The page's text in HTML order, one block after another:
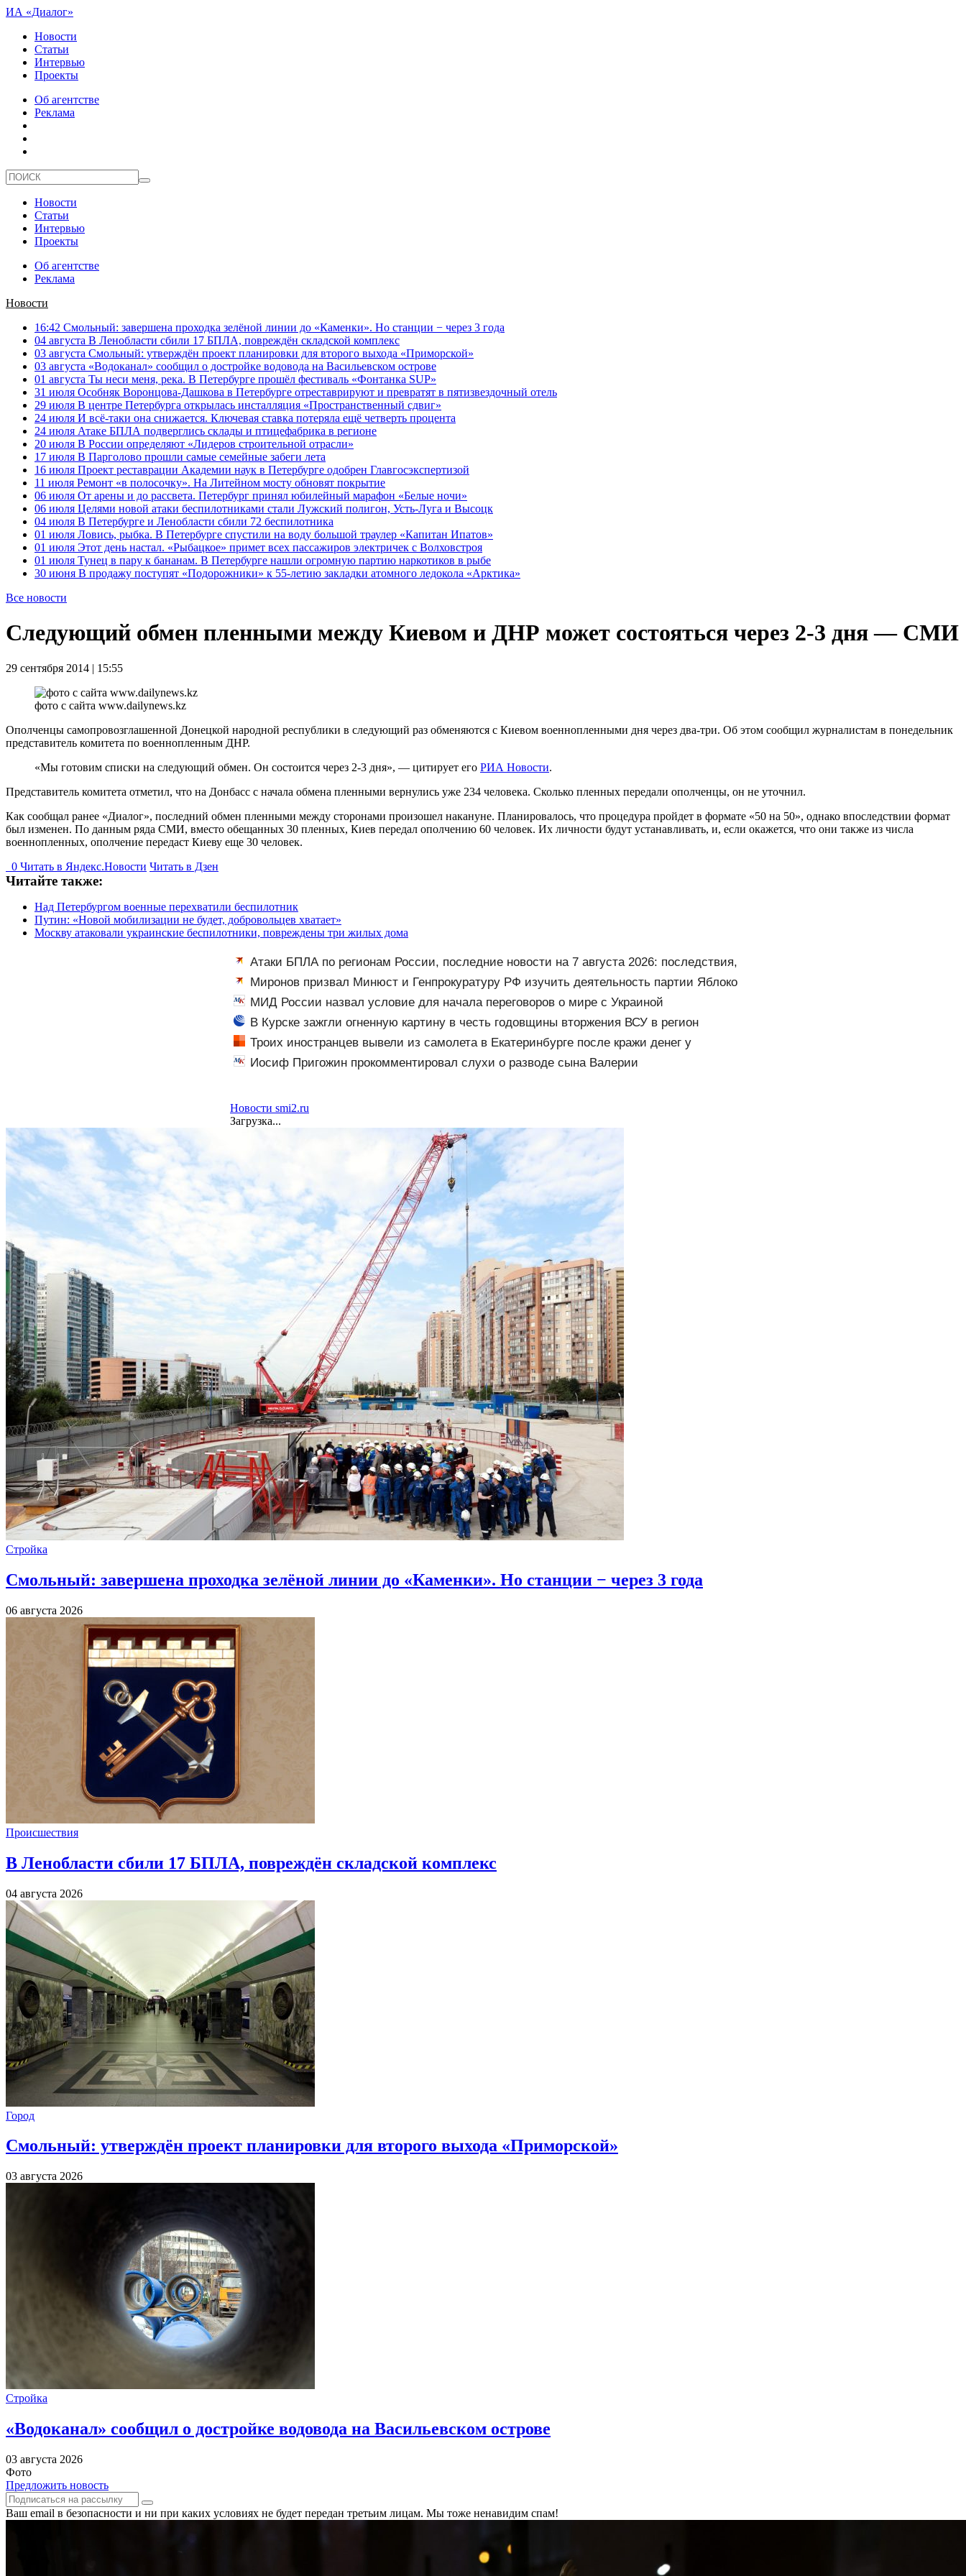
ИА «Диалог»
Новости
Статьи
Интервью
Проекты
Об агентстве
Реклама
Новости
Статьи
Интервью
Проекты
Об агентстве
Реклама
Новости
16:42 Смольный: завершена проходка зелёной линии до «Каменки». Но станции − через 3 года
04 августа В Ленобласти сбили 17 БПЛА, повреждён складской комплекс
03 августа Смольный: утверждён проект планировки для второго выхода «Приморской»
03 августа «Водоканал» сообщил о достройке водовода на Васильевском острове
01 августа Ты неси меня, река. В Петербурге прошёл фестиваль «Фонтанка SUP»
31 июля Особняк Воронцова-Дашкова в Петербурге отреставрируют и превратят в пятизвездочный отель
29 июля В центре Петербурга открылась инсталляция «Пространственный сдвиг»
24 июля И всё-таки она снижается. Ключевая ставка потеряла ещё четверть процента
24 июля Атаке БПЛА подверглись склады и птицефабрика в регионе
20 июля В России определяют «Лидеров строительной отрасли»
17 июля В Парголово прошли самые семейные забеги лета
16 июля Проект реставрации Академии наук в Петербурге одобрен Главгосэкспертизой
11 июля Ремонт «в полосочку». На Литейном мосту обновят покрытие
06 июля От арены и до рассвета. Петербург принял юбилейный марафон «Белые ночи»
06 июля Целями новой атаки беспилотниками стали Лужский полигон, Усть-Луга и Высоцк
04 июля В Петербурге и Ленобласти сбили 72 беспилотника
01 июля Ловись, рыбка. В Петербурге спустили на воду большой траулер «Капитан Ипатов»
01 июля Этот день настал. «Рыбацкое» примет всех пассажиров электричек с Волховстроя
01 июля Тунец в пару к бананам. В Петербурге нашли огромную партию наркотиков в рыбе
30 июня В продажу поступят «Подорожники» к 55-летию закладки атомного ледокола «Арктика»
Все новости
Следующий обмен пленными между Киевом и ДНР может состояться через 2-3 дня — СМИ
29 сентября 2014 | 15:55
фото с сайта www.dailynews.kz
Ополченцы самопровозглашенной Донецкой народной республики в следующий раз обменяются с Киевом военнопленными дня через два-три. Об этом сообщил журналистам в понедельник
представитель комитета по военнопленным ДНР.
«Мы готовим списки на следующий обмен. Он состоится через 2-3 дня», — цитирует его РИА Новости.
Представитель комитета отметил, что на Донбасс с начала обмена пленными вернулись уже 234 человека. Сколько пленных передали ополченцы, он не уточнил.
Как сообщал ранее «Диалог», последний обмен пленными между сторонами произошел накануне. Планировалось, что процедура пройдет в формате «50 на 50», однако впоследствии формат
был изменен. По данным ряда СМИ, вместо обещанных 30 пленных, Киев передал ополчению 60 человек. Их личности будут устанавливать, и, если окажется, что они также из числа
военнопленных, ополчение передаст Киеву еще 30 человек.
0 Читать в Яндекс.Новости Читать в Дзен
Читайте также:
Над Петербургом военные перехватили беспилотник
Путин: «Новой мобилизации не будет, добровольцев хватает»
Москву атаковали украинские беспилотники, повреждены три жилых дома
Атаки БПЛА по регионам России, последние новости на 7 августа 2026: последствия,
атаки на склады Wildberries, состояние пострадавших
Миронов призвал Минюст и Генпрокуратуру РФ изучить деятельность партии Яблоко
МИД России назвал условие для начала переговоров о мире с Украиной
В Курске зажгли огненную картину в честь годовщины вторжения ВСУ в регион
Троих иностранцев вывели из самолета в Екатеринбурге после кражи денег у
пассажира — вылет задержали
Иосиф Пригожин прокомментировал слухи о разводе сына Валерии
Новости smi2.ru
Загрузка...
Стройка
Смольный: завершена проходка зелёной линии до «Каменки». Но станции − через 3 года
06 августа 2026
Происшествия
В Ленобласти сбили 17 БПЛА, повреждён складской комплекс
04 августа 2026
Город
Смольный: утверждён проект планировки для второго выхода «Приморской»
03 августа 2026
Стройка
«Водоканал» сообщил о достройке водовода на Васильевском острове
03 августа 2026
Фото
Предложить новость
Ваш email в безопасности и ни при каких условиях не будет передан третьим лицам. Мы тоже ненавидим спам!